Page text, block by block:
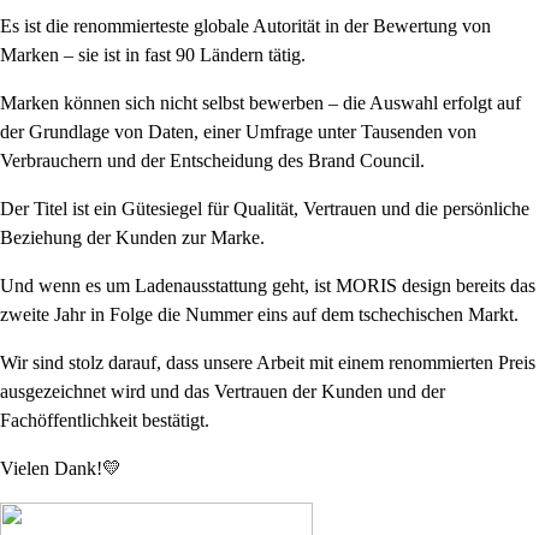
Es ist die renommierteste globale Autorität in der Bewertung von
Marken – sie ist in fast 90 Ländern tätig.
Marken können sich nicht selbst bewerben – die Auswahl erfolgt auf
der Grundlage von Daten, einer Umfrage unter Tausenden von
Verbrauchern und der Entscheidung des Brand Council.
Der Titel ist ein Gütesiegel für Qualität, Vertrauen und die persönliche
Beziehung der Kunden zur Marke.
Und wenn es um Ladenausstattung geht, ist MORIS design bereits das
zweite Jahr in Folge die Nummer eins auf dem tschechischen Markt.
Wir sind stolz darauf, dass unsere Arbeit mit einem renommierten Preis
ausgezeichnet wird und das Vertrauen der Kunden und der
Fachöffentlichkeit bestätigt.
Vielen Dank!💛